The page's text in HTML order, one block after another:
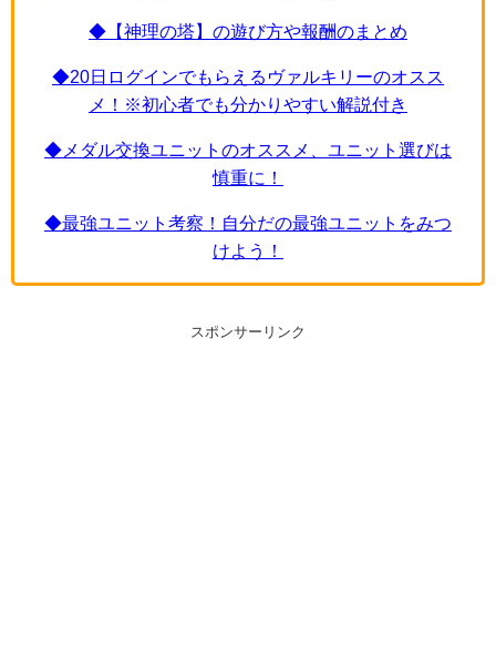
◆【神理の塔】の遊び方や報酬のまとめ
◆20日ログインでもらえるヴァルキリーのオスス
メ！※初心者でも分かりやすい解説付き
◆メダル交換ユニットのオススメ、ユニット選びは
慎重に！
◆最強ユニット考察！自分だの最強ユニットをみつ
けよう！
スポンサーリンク